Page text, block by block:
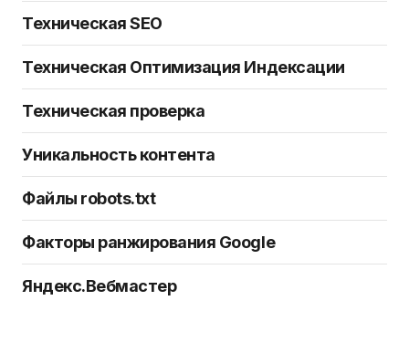
Техническая SEO
Техническая Оптимизация Индексации
Техническая проверка
Уникальность контента
Файлы robots.txt
Факторы ранжирования Google
Яндекс.Вебмастер